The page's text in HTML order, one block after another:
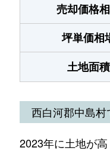
売却価格
坪単価相
土地面積
西白河郡中島
2023年に土地が高